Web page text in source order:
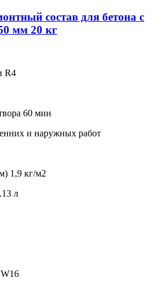
состав для бетона с
мм 20 кг
R4
60 мин
и наружных работ
1,9 кг/м2
л